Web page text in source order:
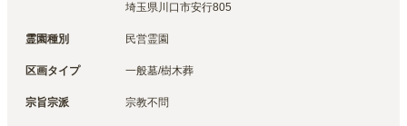
埼玉県川口市安行805
霊園種別 民営霊園
区画タイプ 一般墓/樹木葬
宗旨宗派 宗教不問